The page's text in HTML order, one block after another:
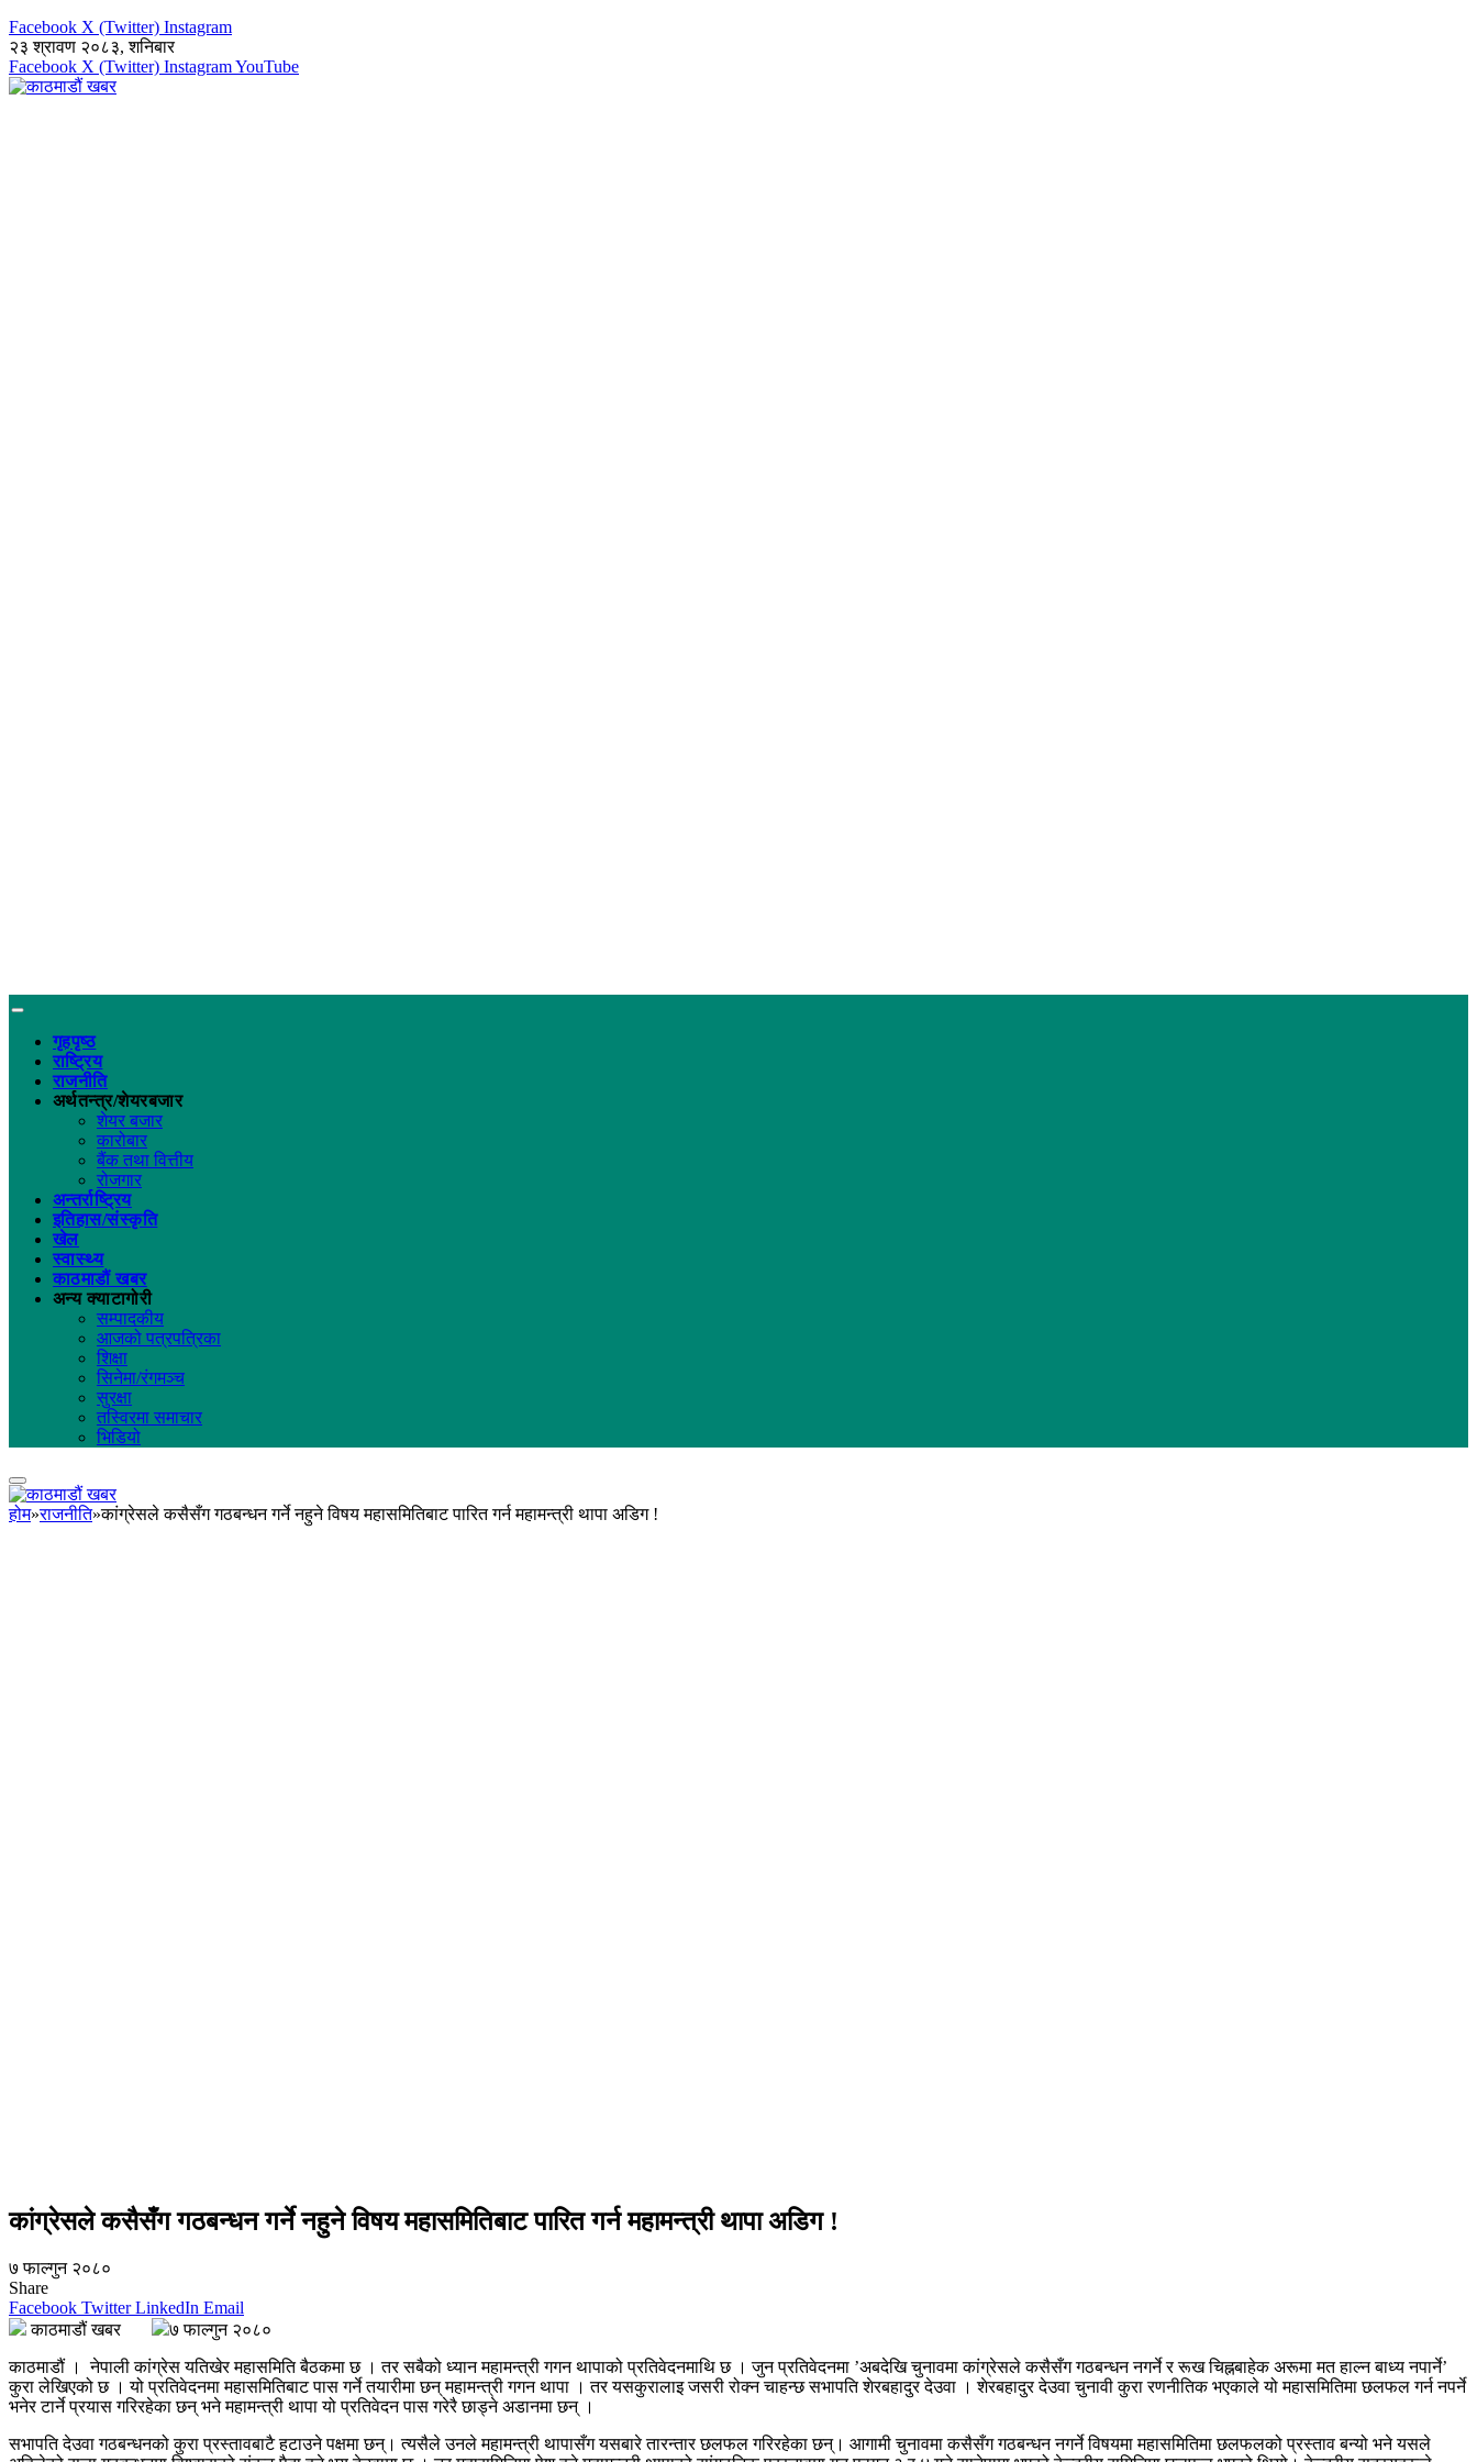
Facebook X (Twitter) Instagram
२३ श्रावण २०८३, शनिबार
Facebook X (Twitter) InstagramYouTube
गृहपृष्ठ
राष्ट्रिय
राजनीति
अर्थतन्त्र/शेयरबजार
शेयर बजार
कारोबार
बैंक तथा वित्तीय
रोजगार
अन्तर्राष्ट्रिय
इतिहास/संस्कृति
खेल
स्वास्थ्य
काठमाडौं खबर
अन्य क्याटागोरी
सम्पादकीय
आजको पत्रपत्रिका
शिक्षा
सिनेमा/रंगमञ्च
सुरक्षा
तस्विरमा समाचार
भिडियो
होम»राजनीति»कांग्रेसले कसैसँग गठबन्धन गर्ने नहुने विषय महासमितिबाट पारित गर्न महामन्त्री थापा अडिग !
कांग्रेसले कसैसँग गठबन्धन गर्ने नहुने विषय महासमितिबाट पारित गर्न महामन्त्री थापा अडिग !
७ फाल्गुन २०८०
Share
Facebook Twitter LinkedIn Email
काठमाडौं खबर
७ फाल्गुन २०८०
काठमाडौं । नेपाली कांग्रेस यतिखेर महासमिति बैठकमा छ । तर सबैको ध्यान महामन्त्री गगन थापाको प्रतिवेदनमाथि छ । जुन प्रतिवेदनमा ’अबदेखि चुनावमा कांग्रेसले कसैसँग गठबन्धन नगर्ने र रूख चिह्नबाहेक अरूमा मत हाल्न बाध्य नपार्ने’
कुरा लेखिएको छ । यो प्रतिवेदनमा महासमितिबाट पास गर्ने तयारीमा छन् महामन्त्री गगन थापा । तर यसकुरालाइ जसरी रोक्न चाहन्छ सभापति शेरबहादुर देउवा । शेरबहादुर देउवा चुनावी कुरा रणनीतिक भएकाले यो महासमितिमा छलफल गर्न नपर्ने
भनेर टार्ने प्रयास गरिरहेका छन् भने महामन्त्री थापा यो प्रतिवेदन पास गरेरै छाड्ने अडानमा छन् ।
सभापति देउवा गठबन्धनको कुरा प्रस्तावबाटै हटाउने पक्षमा छन्। त्यसैले उनले महामन्त्री थापासँग यसबारे तारन्तार छलफल गरिरहेका छन्। आगामी चुनावमा कसैसँग गठबन्धन नगर्ने विषयमा महासमितिमा छलफलको प्रस्ताव बन्यो भने यसले